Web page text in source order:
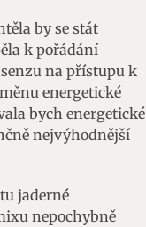
by se stát
k pořádání
na přístupu k
energetické
bych energetické
nejvýhodnější
jaderné
nepochybně